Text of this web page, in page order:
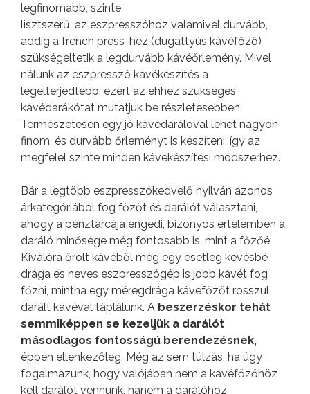
legfinomabb, szinte
lisztszerű, az eszpresszóhoz valamivel durvább,
addig a french press-hez (dugattyús kávéfőző)
szükségeltetik a legdurvább kávéőrlemény. Mivel
nálunk az eszpresszó kávékészítés a
legelterjedtebb, ezért az ehhez szükséges
kávédarákótat mutatjuk be részletesebben.
Természetesen egy jó kávédarálóval lehet nagyon
finom, és durvább őrleményt is készíteni, így az
megfelel szinte minden kávékészítési módszerhez.
Bár a legtöbb eszpresszókedvelő nyilván azonos
árkategóriából fog főzőt és darálót választani,
ahogy a pénztárcája engedi, bizonyos értelemben a
daráló minősége még fontosabb is, mint a főzőé.
Kiválóra őrölt kávéből még egy esetleg kevésbé
drága és neves eszpresszógép is jobb kávét fog
főzni, mintha egy méregdrága kávéfőzőt rosszul
darált kávéval táplálunk. A beszerzéskor tehát
semmiképpen se kezeljük a darálót
másodlagos fontosságú berendezésnek,
éppen ellenkezőleg. Még az sem túlzás, ha úgy
fogalmazunk, hogy valójában nem a kávéfőzőhöz
kell darálót vennünk, hanem a darálóhoz